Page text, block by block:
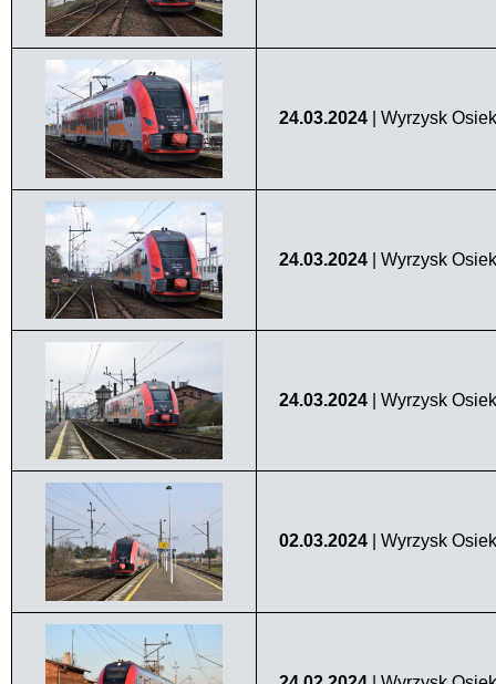
24.03.2024 | Wyrzysk
24.03.2024 | Wyrzysk
24.03.2024 | Wyrzysk
02.03.2024 | Wyrzysk